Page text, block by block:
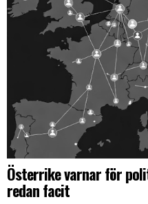
Österrike varnar för
redan facit